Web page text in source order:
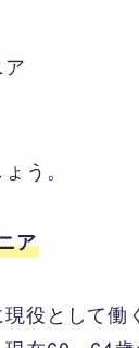
う。
ア
役として働